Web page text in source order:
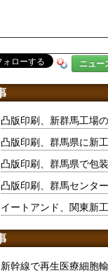
ニュー
凸版印刷、新群馬工場
凸版印刷、群馬県に新
凸版印刷、群馬県で包
凸版印刷、群馬センタ
イートアンド、関東新
新幹線で再生医療細胞